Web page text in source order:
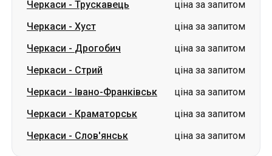
Черкаси - Трускавець
ціна за запитом
Черкаси - Хуст
ціна за запитом
Черкаси - Дрогобич
ціна за запитом
Черкаси - Стрий
ціна за запитом
Черкаси - Івано-Франківськ
ціна за запитом
Черкаси - Краматорськ
ціна за запитом
Черкаси - Слов'янськ ціна за запитом